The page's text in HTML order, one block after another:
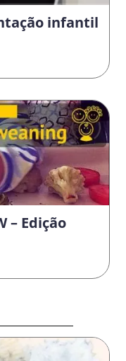
infantil
– Edição